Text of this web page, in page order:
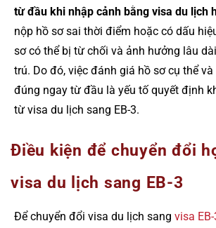
từ đầu khi nhập cảnh bằng visa du lịch
nộp hồ sơ sai thời điểm hoặc có dấu
sơ có thể bị từ chối và ảnh hưởng lâu
trú. Do đó, việc đánh giá hồ sơ cụ thể
đúng ngay từ đầu là yếu tố quyết định
từ visa du lịch sang EB-3.
Điều kiện để chuyển đổi
visa du lịch sang EB-3
Để chuyển đổi visa du lịch sang visa EB-